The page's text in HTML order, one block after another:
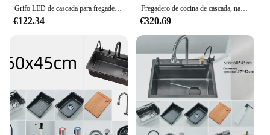
€122.34
Fregadero de cocina de cascada, nanómetro de acero inoxidable 304, gran ranura única, delantal de montaje superior, grifo de cascada frontal, lavabo de verduras
€320.69